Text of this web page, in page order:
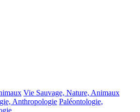
Vie Sauvage, Nature, Animaux
Anthropologie Paléontologie,